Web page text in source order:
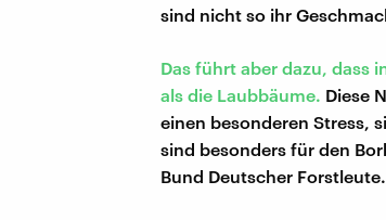
sind nicht so ihr
Das führt aber dazu, dass
als die Laubbäume. Diese
einen besonderen Stress,
sind besonders für den
Bund Deutscher Forstleute.